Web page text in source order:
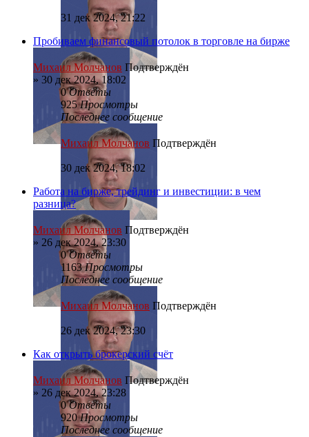
31 дек 2024, 21:22
Пробиваем финансовый потолок в торговле на бирже
Михаил Молчанов Подтверждён
» 30 дек 2024, 18:02
0Ответы
925Просмотры
Последнее сообщение
Михаил Молчанов Подтверждён
30 дек 2024, 18:02
Работа на бирже, трейдинг и инвестиции: в чем
разница?
Михаил Молчанов Подтверждён
» 26 дек 2024, 23:30
0Ответы
1163Просмотры
Последнее сообщение
Михаил Молчанов Подтверждён
26 дек 2024, 23:30
Как открыть брокерский счёт
Михаил Молчанов Подтверждён
» 26 дек 2024, 23:28
0Ответы
920Просмотры
Последнее сообщение